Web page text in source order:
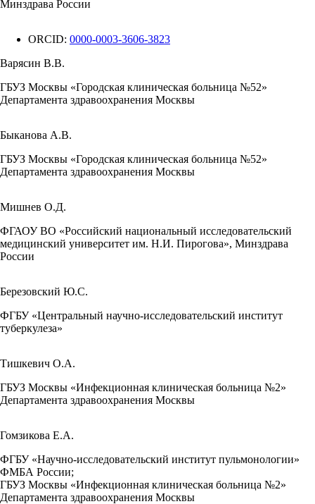
Минздрава России
ORCID: 0000-0003-3606-3823
Варясин В.В.
ГБУЗ Москвы «Городская клиническая больница №52»
Департамента здравоохранения Москвы
Быканова А.В.
ГБУЗ Москвы «Городская клиническая больница №52»
Департамента здравоохранения Москвы
Мишнев О.Д.
ФГАОУ ВО «Российский национальный исследовательский
медицинский университет им. Н.И. Пирогова», Минздрава
России
Березовский Ю.С.
ФГБУ «Центральный научно-исследовательский институт
туберкулеза»
Тишкевич О.А.
ГБУЗ Москвы «Инфекционная клиническая больница №2»
Департамента здравоохранения Москвы
Гомзикова Е.А.
ФГБУ «Научно-исследовательский институт пульмонологии»
ФМБА России;
ГБУЗ Москвы «Инфекционная клиническая больница №2»
Департамента здравоохранения Москвы